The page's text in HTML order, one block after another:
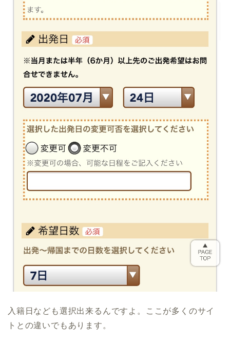
入籍日なども選択出来るんですよ。ここが多くのサイ
トとの違いでもあります。